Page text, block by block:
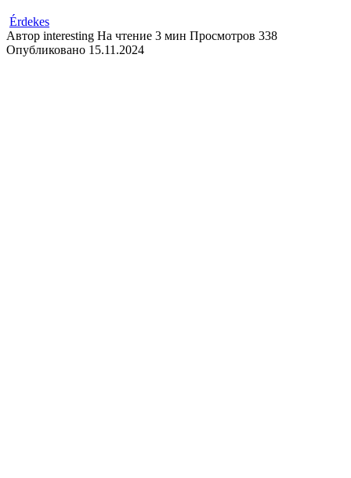
Érdekes
Автор interesting На чтение 3 мин Просмотров 338
Опубликовано 15.11.2024